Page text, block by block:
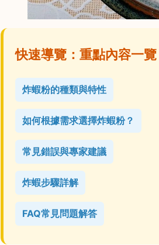
快速導覽：重點內容一覽
炸蝦粉的種類與特性
如何根據需求選擇炸蝦粉？
常見錯誤與專家建議
炸蝦步驟詳解
FAQ常見問題解答